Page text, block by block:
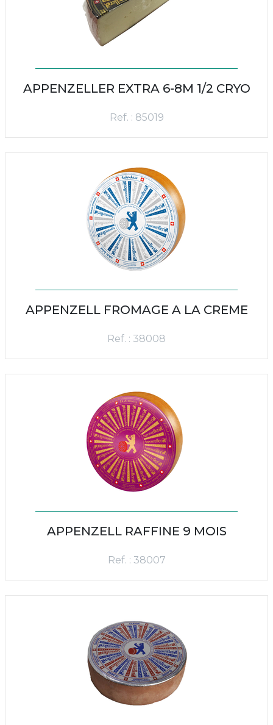
APPENZELLER EXTRA 6-8M 1/2 CRYO
Ref. : 85019
APPENZELL FROMAGE A LA CREME
Ref. : 38008
APPENZELL RAFFINE 9 MOIS
Ref. : 38007